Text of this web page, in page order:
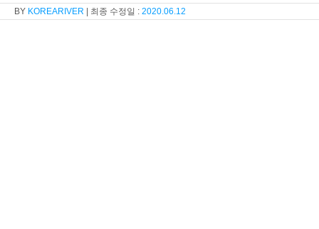
KOREARIVER 2020.06.12